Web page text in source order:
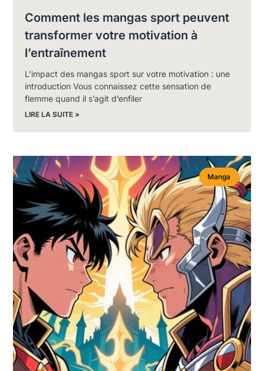
Comment les mangas sport peuvent
transformer votre motivation à
l’entraînement
L’impact des mangas sport sur votre motivation : une
introduction Vous connaissez cette sensation de
flemme quand il s’agit d’enfiler
LIRE LA SUITE »
Manga